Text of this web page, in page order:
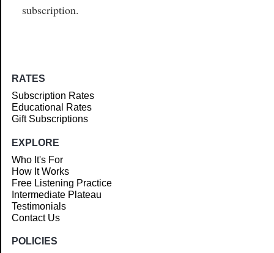
subscription.
RATES
Subscription Rates
Educational Rates
Gift Subscriptions
EXPLORE
Who It's For
How It Works
Free Listening Practice
Intermediate Plateau
Testimonials
Contact Us
POLICIES